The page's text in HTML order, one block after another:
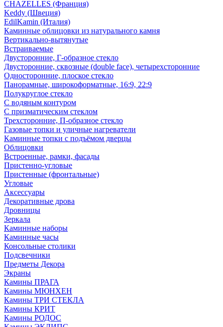
CHAZELLES (Франция)
Keddy (Швеция)
EdilKamin (Италия)
Каминные облицовки из натурального камня
Вертикально-вытянутые
Встраиваемые
Двусторонние, Г-образное стекло
Двусторонние, сквозные (double face), четырехсторонние
Односторонние, плоское стекло
Панорамные, широкоформатные, 16:9, 22:9
Полукруглое стекло
С водяным контуром
С призматическим стеклом
Трехсторонние, П-образное стекло
Газовые топки и уличные нагреватели
Каминные топки с подъёмом дверцы
Облицовки
Встроенные, рамки, фасады
Пристенно-угловые
Пристенные (фронтальные)
Угловые
Аксессуары
Декоративные дрова
Дровницы
Зеркала
Каминные наборы
Каминные часы
Консольные столики
Подсвечники
Предметы Декора
Экраны
Камины ПРАГА
Камины МЮНХЕН
Камины ТРИ СТЕКЛА
Камины КРИТ
Камины РОДОС